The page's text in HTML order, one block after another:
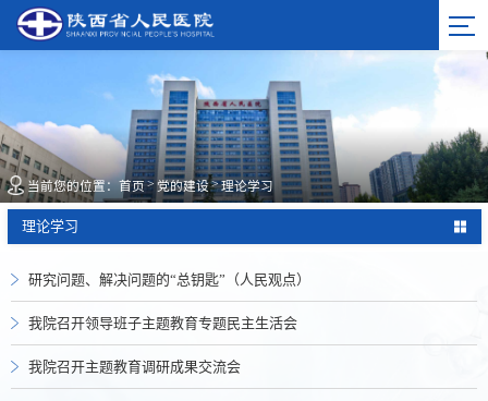
当前您的位置： 首页 > 党的建设>理论学习
理论学习
研究问题、解决问题的“总钥匙”（人民观点）
我院召开领导班子主题教育专题民主生活会
我院召开主题教育调研成果交流会